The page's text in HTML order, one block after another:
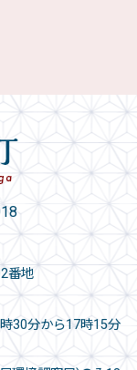
番地
30分から17時15分